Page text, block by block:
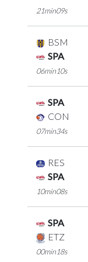
21min09s
BSM
SPA
06min10s
SPA
CON
07min34s
RES
SPA
10min08s
SPA
ETZ
00min18s